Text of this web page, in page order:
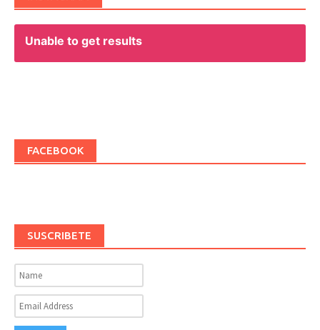
Unable to get results
FACEBOOK
SUSCRIBETE